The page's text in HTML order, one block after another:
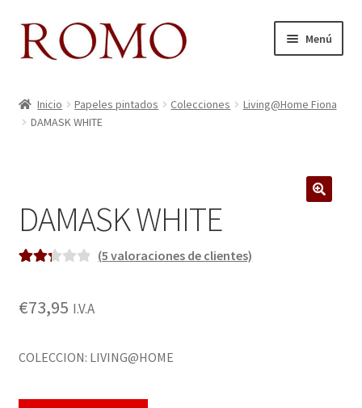
Ir
Ir
al
Menú
Aviso legal
Carrito
Colecciones
Inicio Papeles pintados Colecciones
Living@Home Fiona
DAMASK WHITE
DAMASK WHITE
2.33
5
o en
(5 valoraciones de clientes)
€73,95 I.V.A
COLECCION: LIVING@HOME